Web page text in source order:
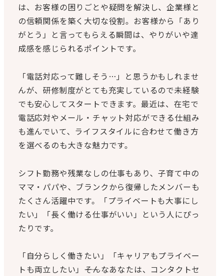
は、お客様の困りごとや疑問を解決し、企業様と
の信頼関係を築く大切な役割。お客様から「あり
がとう」と言ってもらえる瞬間は、やりがいや達
成感を感じられるポイントです。
「電話対応って難しそう…」と思うかもしれませ
んが、研修制度がとても充実しているので未経験
でも安心してスタートできます。最近は、在宅で
電話応対やメール・チャット対応ができる仕組み
も進んでいて、ライフスタイルに合わせて働き方
を選べるのも大きな魅力です。
シフト勤務や残業なしの仕事もあり、子育て中の
ママ・パパや、ブランクから復帰したメンバーも
たくさん活躍中です。「プライベートも大事にし
たい」「長く働ける仕事がいい」という人にぴっ
たりです。
「自分らしく働きたい」「キャリアもプライベー
トも両立したい」――そんなあなたは、コンタクトセ